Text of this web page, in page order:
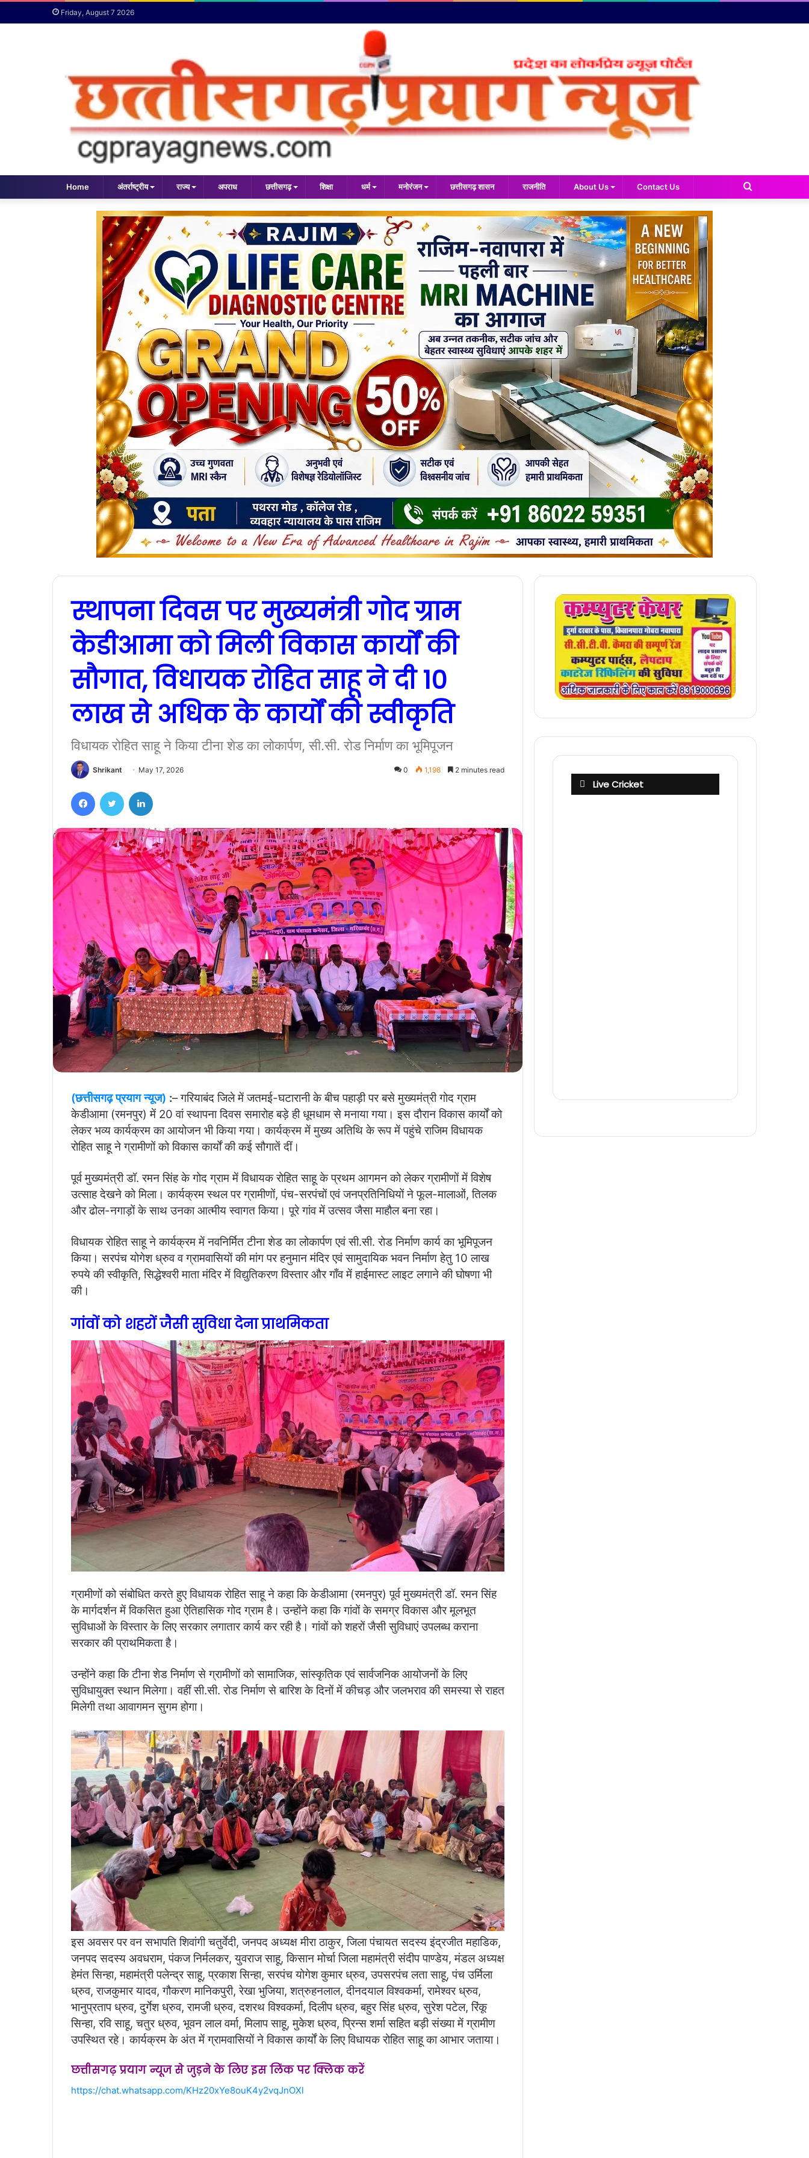
Friday, August 7 2026
Home अंतर्राष्ट्रीय राज्य अपराध छत्तीसगढ़ शिक्षा धर्म मनोरंजन छत्तीसगढ़ शासन राजनीति About Us Contact Us
Search
स्थापना दिवस पर मुख्यमंत्री गोद ग्राम
केडीआमा को मिली विकास कार्यों की
सौगात, विधायक रोहित साहू ने दी 10
लाख से अधिक के कार्यों की स्वीकृति
विधायक रोहित साहू ने किया टीना शेड का लोकार्पण, सी.सी. रोड निर्माण का भूमिपूजन
Shrikant May 17, 2026 0 1,198 2 minutes read
(छत्तीसगढ़ प्रयाग न्यूज) :– गरियाबंद जिले में जतमई-घटारानी के बीच पहाड़ी पर बसे मुख्यमंत्री गोद ग्राम
केडीआमा (रमनपुर) में 20 वां स्थापना दिवस समारोह बड़े ही धूमधाम से मनाया गया। इस दौरानविकास कार्यों को
लेकर भव्य कार्यक्रम का आयोजन भी किया गया। कार्यक्रम में मुख्य अतिथि के रूप में पहुंचे राजिम विधायक
रोहित साहू ने ग्रामीणों को विकास कार्यों की कई सौगातें दीं।
पूर्व मुख्यमंत्री डॉ. रमन सिंह के गोद ग्राम में विधायक रोहित साहू के प्रथम आगमन को लेकर ग्रामीणों में विशेष
उत्साह देखने को मिला। कार्यक्रम स्थल पर ग्रामीणों, पंच-सरपंचों एवं जनप्रतिनिधियों ने फूल-मालाओं, तिलक
और ढोल-नगाड़ों के साथ उनका आत्मीय स्वागत किया। पूरे गांव में उत्सव जैसा माहौल बना रहा।
विधायक रोहित साहू ने कार्यक्रम में नवनिर्मित टीना शेड का लोकार्पण एवं सी.सी. रोड निर्माण कार्य का भूमिपूजन
किया। सरपंच योगेश ध्रुव व ग्रामवासियों की मांग पर हनुमान मंदिर एवं सामुदायिक भवन निर्माण हेतु 10 लाख
रुपये की स्वीकृति, सिद्धेश्वरी माता मंदिर में विद्युतिकरण विस्तार और गाँव में हाईमास्ट लाइट लगाने की घोषणा भी
की।
गांवों को शहरों जैसी सुविधा देना प्राथमिकता
ग्रामीणों को संबोधित करते हुए विधायक रोहित साहू ने कहा कि केडीआमा (रमनपुर) पूर्व मुख्यमंत्री डॉ. रमन सिंह
के मार्गदर्शन में विकसित हुआ ऐतिहासिक गोद ग्राम है। उन्होंने कहा कि गांवों के समग्र विकास और मूलभूत
सुविधाओं के विस्तार के लिए सरकार लगातार कार्य कर रही है। गांवों को शहरों जैसी सुविधाएं उपलब्ध कराना
सरकार की प्राथमिकता है।
उन्होंने कहा कि टीना शेड निर्माण से ग्रामीणों को सामाजिक, सांस्कृतिक एवं सार्वजनिक आयोजनों के लिए
सुविधायुक्त स्थान मिलेगा। वहीं सी.सी. रोड निर्माण से बारिश के दिनों में कीचड़ और जलभराव की समस्या से राहत
मिलेगी तथा आवागमन सुगम होगा।
इस अवसर पर वन सभापति शिवांगी चतुर्वेदी, जनपद अध्यक्ष मीरा ठाकुर, जिला पंचायत सदस्य इंद्रजीत महाडिक,
जनपद सदस्य अवधराम, पंकज निर्मलकर, युवराज साहू, किसान मोर्चा जिला महामंत्री संदीप पाण्डेय, मंडल अध्यक्ष
हेमंत सिन्हा, महामंत्री पलेन्द्र साहू, प्रकाश सिन्हा, सरपंच योगेश कुमार ध्रुव, उपसरपंच लता साहू, पंच उर्मिला
ध्रुव, राजकुमार यादव, गौकरण मानिकपुरी, रेखा भुजिया, शत्रुहनलाल, दीनदयाल विश्वकर्मा, रामेश्वर ध्रुव,
भानुप्रताप ध्रुव, दुर्गेश ध्रुव, रामजी ध्रुव, दशरथ विश्वकर्मा, दिलीप ध्रुव, बहुर सिंह ध्रुव, सुरेश पटेल, रिंकू
सिन्हा, रवि साहू, चतुर ध्रुव, भूवन लाल वर्मा, मिलाप साहू, मुकेश ध्रुव, प्रिन्स शर्मा सहित बड़ी संख्या में ग्रामीण
उपस्थित रहे। कार्यक्रम के अंत में ग्रामवासियों ने विकास कार्यों के लिए विधायक रोहित साहू का आभार जताया।
छत्तीसगढ़ प्रयाग न्यूज से जुड़ने के लिए इस लिंक पर क्लिक करें
https://chat.whatsapp.com/KHz20xYe8ouK4y2vqJnOXl
Live Cricket